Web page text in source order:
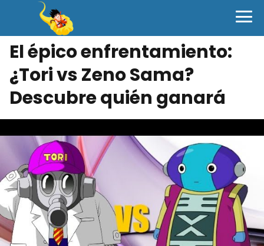
El épico enfrentamiento:
¿Tori vs Zeno Sama?
Descubre quién ganará